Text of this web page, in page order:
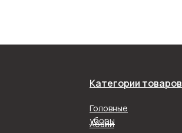
Категории товаров
Головные
уборы
Абайи
Оставайтесь на связи
рассылках. Подписывайтесь!